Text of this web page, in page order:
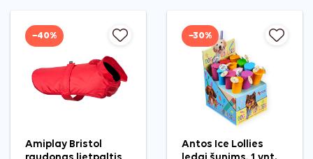
−40%
Amiplay Bristol
−30%
Antos Ice Lollies